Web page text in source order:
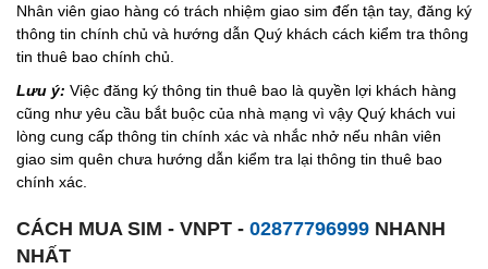
Nhân viên giao hàng có trách nhiệm giao sim đến tận tay, đăng ký
thông tin chính chủ và hướng dẫn Quý khách cách kiểm tra thông
tin thuê bao chính chủ.
Lưu ý: Việc đăng ký thông tin thuê bao là quyền lợi khách hàng
cũng như yêu cầu bắt buộc của nhà mạng vì vậy Quý khách vui
lòng cung cấp thông tin chính xác và nhắc nhở nếu nhân viên
giao sim quên chưa hướng dẫn kiểm tra lại thông tin thuê bao
chính xác.
CÁCH MUA SIM - VNPT - 02877796999 NHANH
NHẤT